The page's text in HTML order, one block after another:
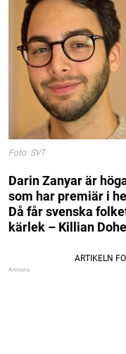
Foto: SVT
Darin Zanyar är
som har premiär i
Då får svenska
kärlek – Killian